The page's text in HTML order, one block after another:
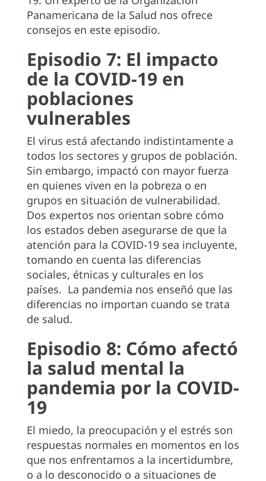
Panamericana de la Salud nos ofrece
consejos en este episodio.
Episodio 7: El impacto
de la COVID-19 en
poblaciones
vulnerables
El virus está afectando indistintamente a
todos los sectores y grupos de población.
Sin embargo, impactó con mayor fuerza
en quienes viven en la pobreza o en
grupos en situación de vulnerabilidad.
Dos expertos nos orientan sobre cómo
los estados deben asegurarse de que la
atención para la COVID-19 sea incluyente,
tomando en cuenta las diferencias
sociales, étnicas y culturales en los
países. La pandemia nos enseñó que las
diferencias no importan cuando se trata
de salud.
Episodio 8: Cómo afectó
la salud mental la
pandemia por la COVID-
19
El miedo, la preocupación y el estrés son
respuestas normales en momentos en los
que nos enfrentamos a la incertidumbre,
o a lo desconocido o a situaciones de